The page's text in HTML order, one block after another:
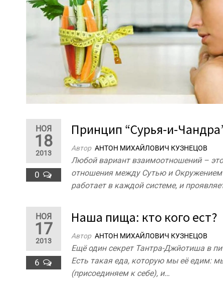
НОЯ
18
2013
0
Принцип “Сурья-и-
Автор АНТОН МИХАЙЛОВИЧ КУЗНЕЦОВ
Любой вариант взаимоотношений – это
отношения между Сутью и
работает в каждой системе, и
НОЯ
17
2013
6
Наша пища: кто кого ест?
Автор АНТОН МИХАЙЛОВИЧ КУЗНЕЦОВ
Ещё один секрет Тантра-Джйотиша в
Есть такая еда, которую мы её едим:
(присоединяем к себе), и…